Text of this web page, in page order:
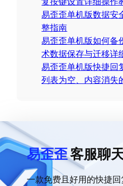
易歪歪单机版数据安
整指南
易歪歪单机版如何备
术数据保存与迁移详
易歪歪单机版快捷回
列表为空、内容消失
易歪歪客服聊
一款免费且好用的快捷